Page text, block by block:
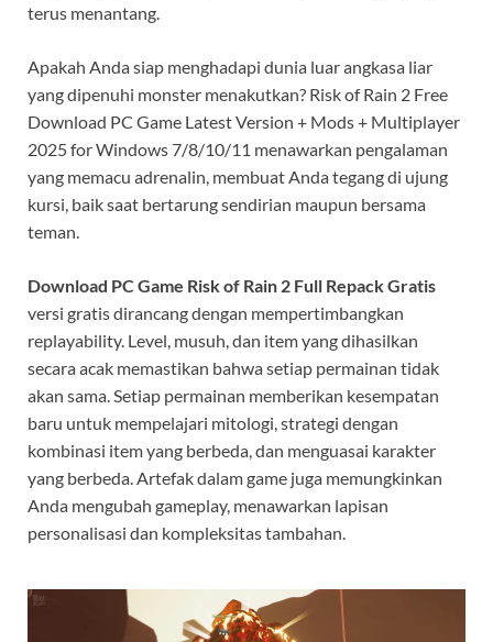
terus menantang.
Apakah Anda siap menghadapi dunia luar angkasa liar
yang dipenuhi monster menakutkan? Risk of Rain 2 Free
Download PC Game Latest Version + Mods + Multiplayer
2025 for Windows 7/8/10/11 menawarkan pengalaman
yang memacu adrenalin, membuat Anda tegang di ujung
kursi, baik saat bertarung sendirian maupun bersama
teman.
Download PC Game Risk of Rain 2 Full Repack Gratis
versi gratis dirancang dengan mempertimbangkan
replayability. Level, musuh, dan item yang dihasilkan
secara acak memastikan bahwa setiap permainan tidak
akan sama. Setiap permainan memberikan kesempatan
baru untuk mempelajari mitologi, strategi dengan
kombinasi item yang berbeda, dan menguasai karakter
yang berbeda. Artefak dalam game juga memungkinkan
Anda mengubah gameplay, menawarkan lapisan
personalisasi dan kompleksitas tambahan.